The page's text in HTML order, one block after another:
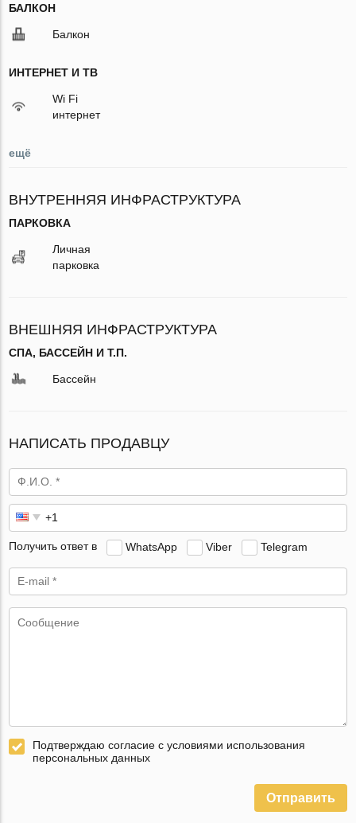
БАЛКОН
Балкон
ИНТЕРНЕТ И ТВ
Wi Fi
интернет
ещё
ВНУТРЕННЯЯ ИНФРАСТРУКТУРА
ПАРКОВКА
Личная
парковка
ВНЕШНЯЯ ИНФРАСТРУКТУРА
СПА, БАССЕЙН И Т.П.
Бассейн
НАПИСАТЬ ПРОДАВЦУ
Получить ответ в WhatsApp Viber Telegram
Подтверждаю согласие с условиями использования
персональных данных
Отправить